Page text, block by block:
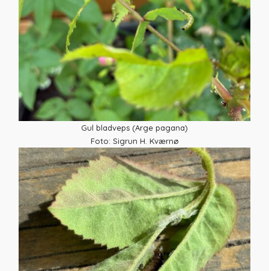
Gul bladveps (Arge pagana)
Foto: Sigrun H. Kværnø